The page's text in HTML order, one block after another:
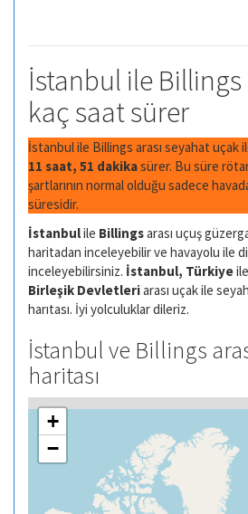
İstanbul ile Billings
kaç saat sürer
İstanbul ile Billings arası seyahat uçak
11 saat, 51 dakikasürer. Bu süre
şartlarının normal olduğu sadece
süresidir.
İstanbulile Billingsarası uçuş
haritadan inceleyebilir ve havayolu ile
inceleyebilirsiniz. İstanbul, Türkiyeile
Birleşik Devletleriarası uçak ile
harıtası. İyi yolculuklar dileriz.
İstanbul ve Billings
haritası
+
−